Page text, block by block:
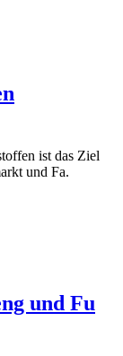
ist das Ziel
und Fa.
und Fu